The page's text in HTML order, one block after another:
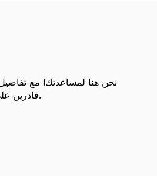
نحن هنا لمساعدتك! مع
قادرين على الرد على استفساراتك.